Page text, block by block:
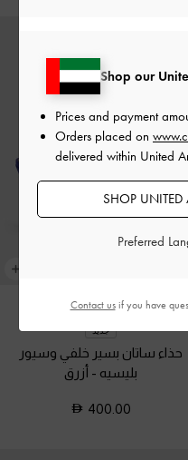
جديد
حذاء ساتان بسير خلفي وسيور
بليسيه - أزرق
400.00
Shop our
Prices and payment
Orders placed on
delivered within United
SHOP UNITED
Preferred
Contact usif you have